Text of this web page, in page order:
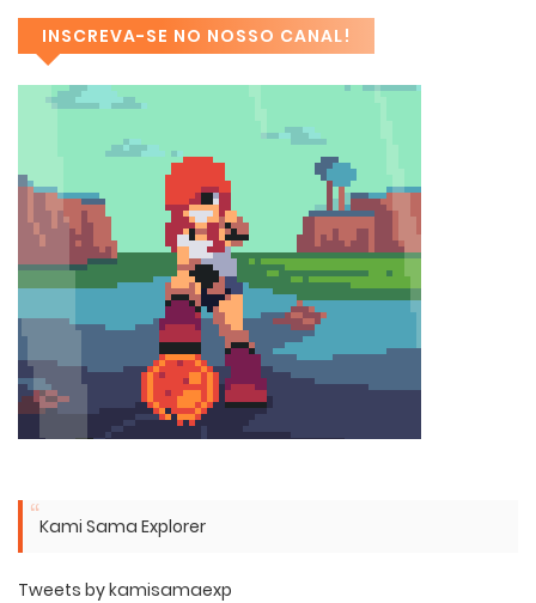
INSCREVA-SE NO NOSSO CANAL!
Kami Sama Explorer
Tweets by kamisamaexp